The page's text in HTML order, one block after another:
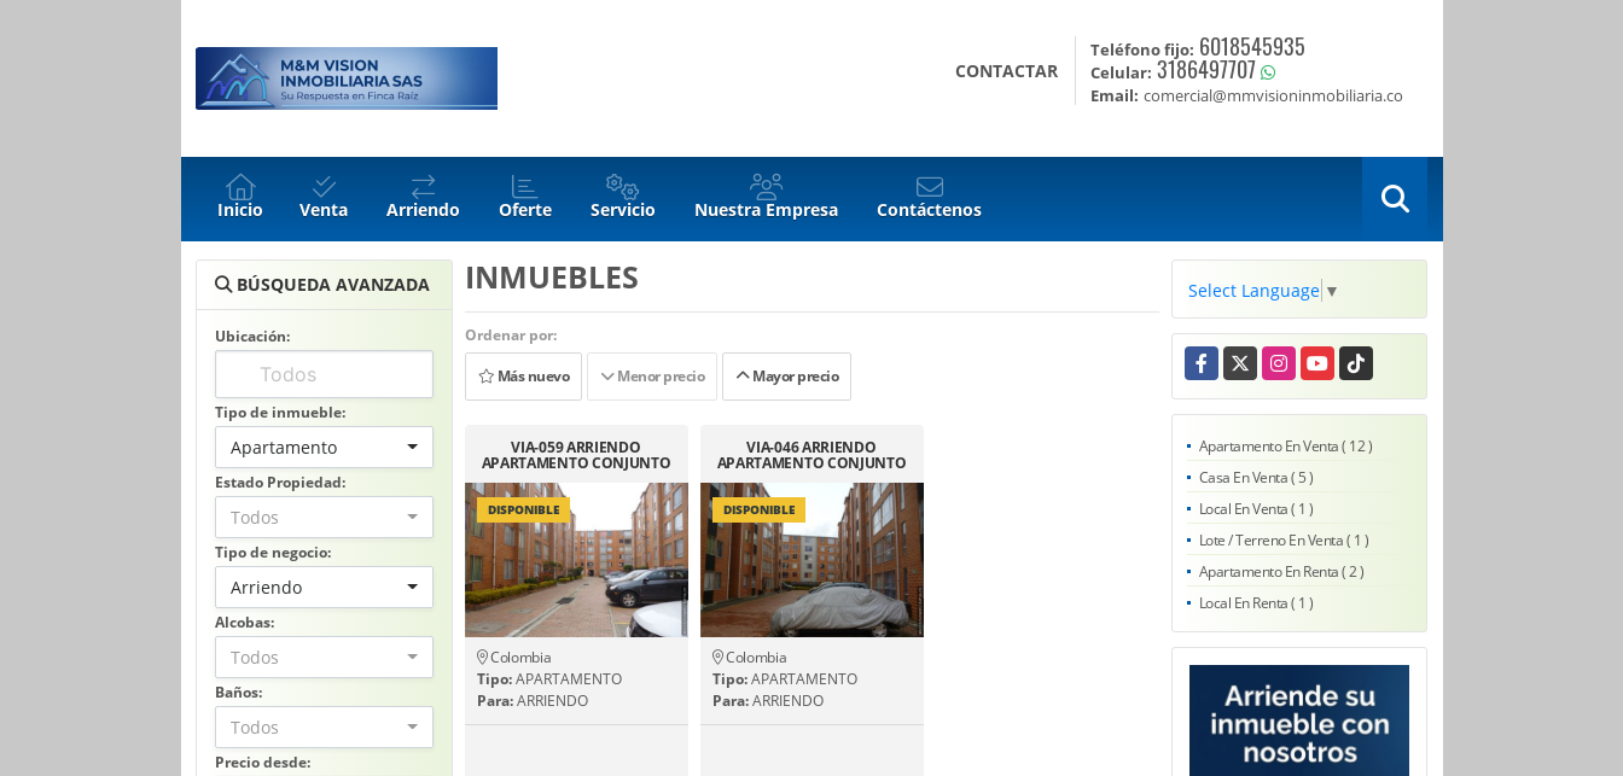
CONTACTAR
Teléfono fijo: 6018545935
Celular: 3186497707
Email: comercial@mmvisioninmobiliaria.co
Inicio Venta Arriendo Oferte Servicio Nuestra Empresa Contáctenos
BÚSQUEDA AVANZADA
Ubicación:
Tipo de inmueble:
Apartamento
Estado Propiedad:
Todos
Tipo de negocio:
Arriendo
Alcobas:
Todos
Baños:
Todos
Precio desde:
INMUEBLES
Ordenar por:
Más nuevo
Menor precio Mayor precio
VIA-059 ARRIENDO
APARTAMENTO CONJUNTO
ORQUIDEA CIUDAD VERDE
DISPONIBLE
Colombia
Tipo:APARTAMENTO
Para:ARRIENDO
VIA-046 ARRIENDO
APARTAMENTO CONJUNTO
DISPONIBLE
Colombia
Tipo:APARTAMENTO
Para:ARRIENDO
Select Language ▼
Facebook
X InstagramYouTubeTikTok
Apartamento En Venta ( 12 )
Casa En Venta ( 5 )
Local En Venta ( 1 )
Lote / Terreno En Venta ( 1 )
Apartamento En Renta ( 2 )
Local En Renta ( 1 )